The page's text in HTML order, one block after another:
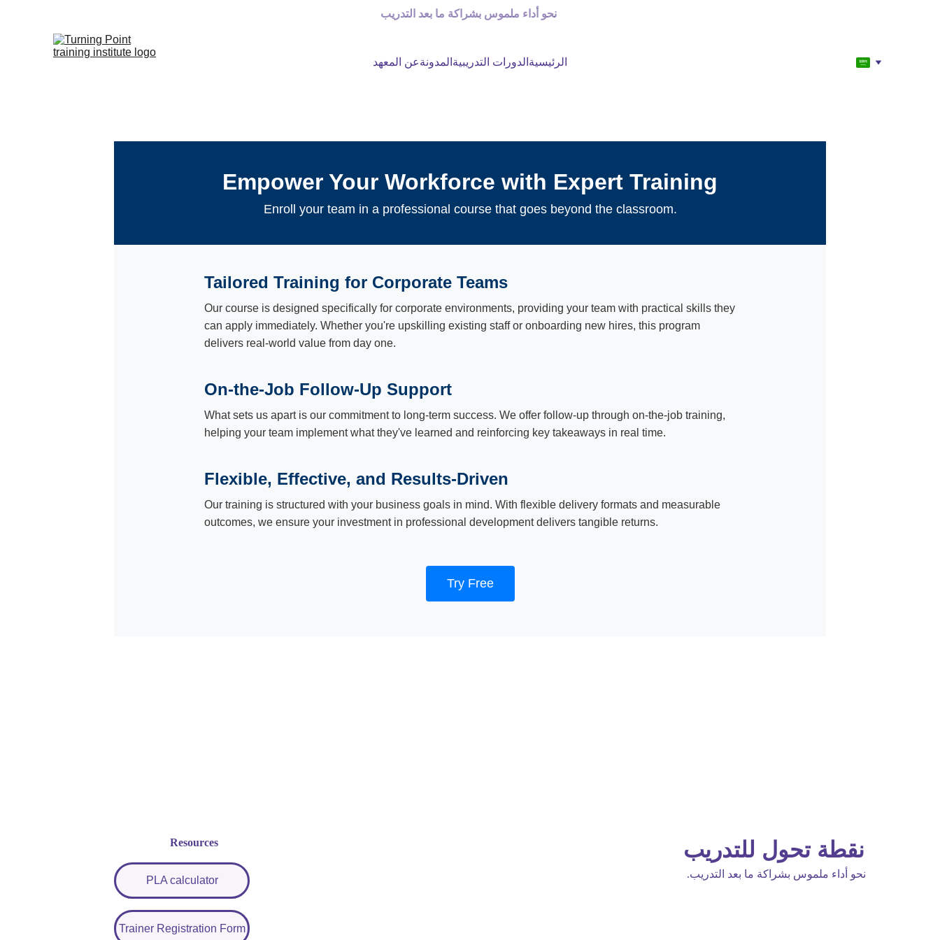
عن المعهدالمدونة الدورات التدريبية الرئيسية
نقطة تحول للتدريب
نحو أداء ملموس بشراكة ما بعد التدريب.
PLA calculator
Trainer Registration Form
Resources